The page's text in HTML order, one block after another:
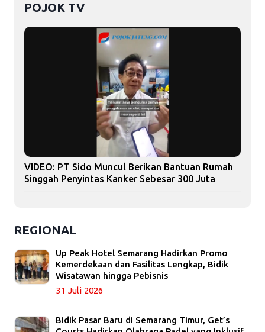
POJOK TV
VIDEO: PT Sido Muncul Berikan Bantuan Rumah
Singgah Penyintas Kanker Sebesar 300 Juta
REGIONAL
Up Peak Hotel Semarang Hadirkan Promo
Kemerdekaan dan Fasilitas Lengkap, Bidik
Wisatawan hingga Pebisnis
31 Juli 2026
Bidik Pasar Baru di Semarang Timur, Get’s